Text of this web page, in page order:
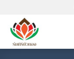
content